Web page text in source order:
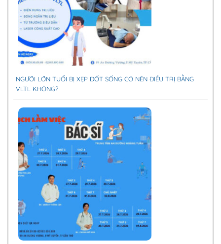
NGƯỜI LỚN TUỔI BỊ XẸP ĐỐT SỐNG CÓ NÊN ĐIỀU TRỊ BẰNG
VLTL KHÔNG?